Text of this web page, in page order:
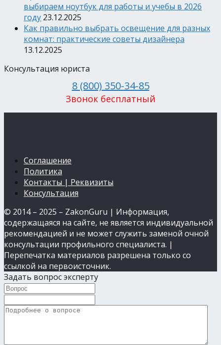
выбираем ноутбук для работы и учебы в 2026
году 23.12.2025
Как правильно выбрать освещение для разных
комнат: практические советы дизайнера
13.12.2025
Консультация юриста
8 (800) 350-34-85
Звонок бесплатный
Соглашение
Политика
Контакты | Реквизиты
Консультация
© 2014 – 2025 – ZakonGuru | Информация,
содержащаяся на сайте, не является индивидуальной
рекомендацией и не может служить заменой очной
консультации профильного специалиста. |
Перепечатка материалов разрешена только со
ссылкой на первоисточник.
Задать вопрос эксперту